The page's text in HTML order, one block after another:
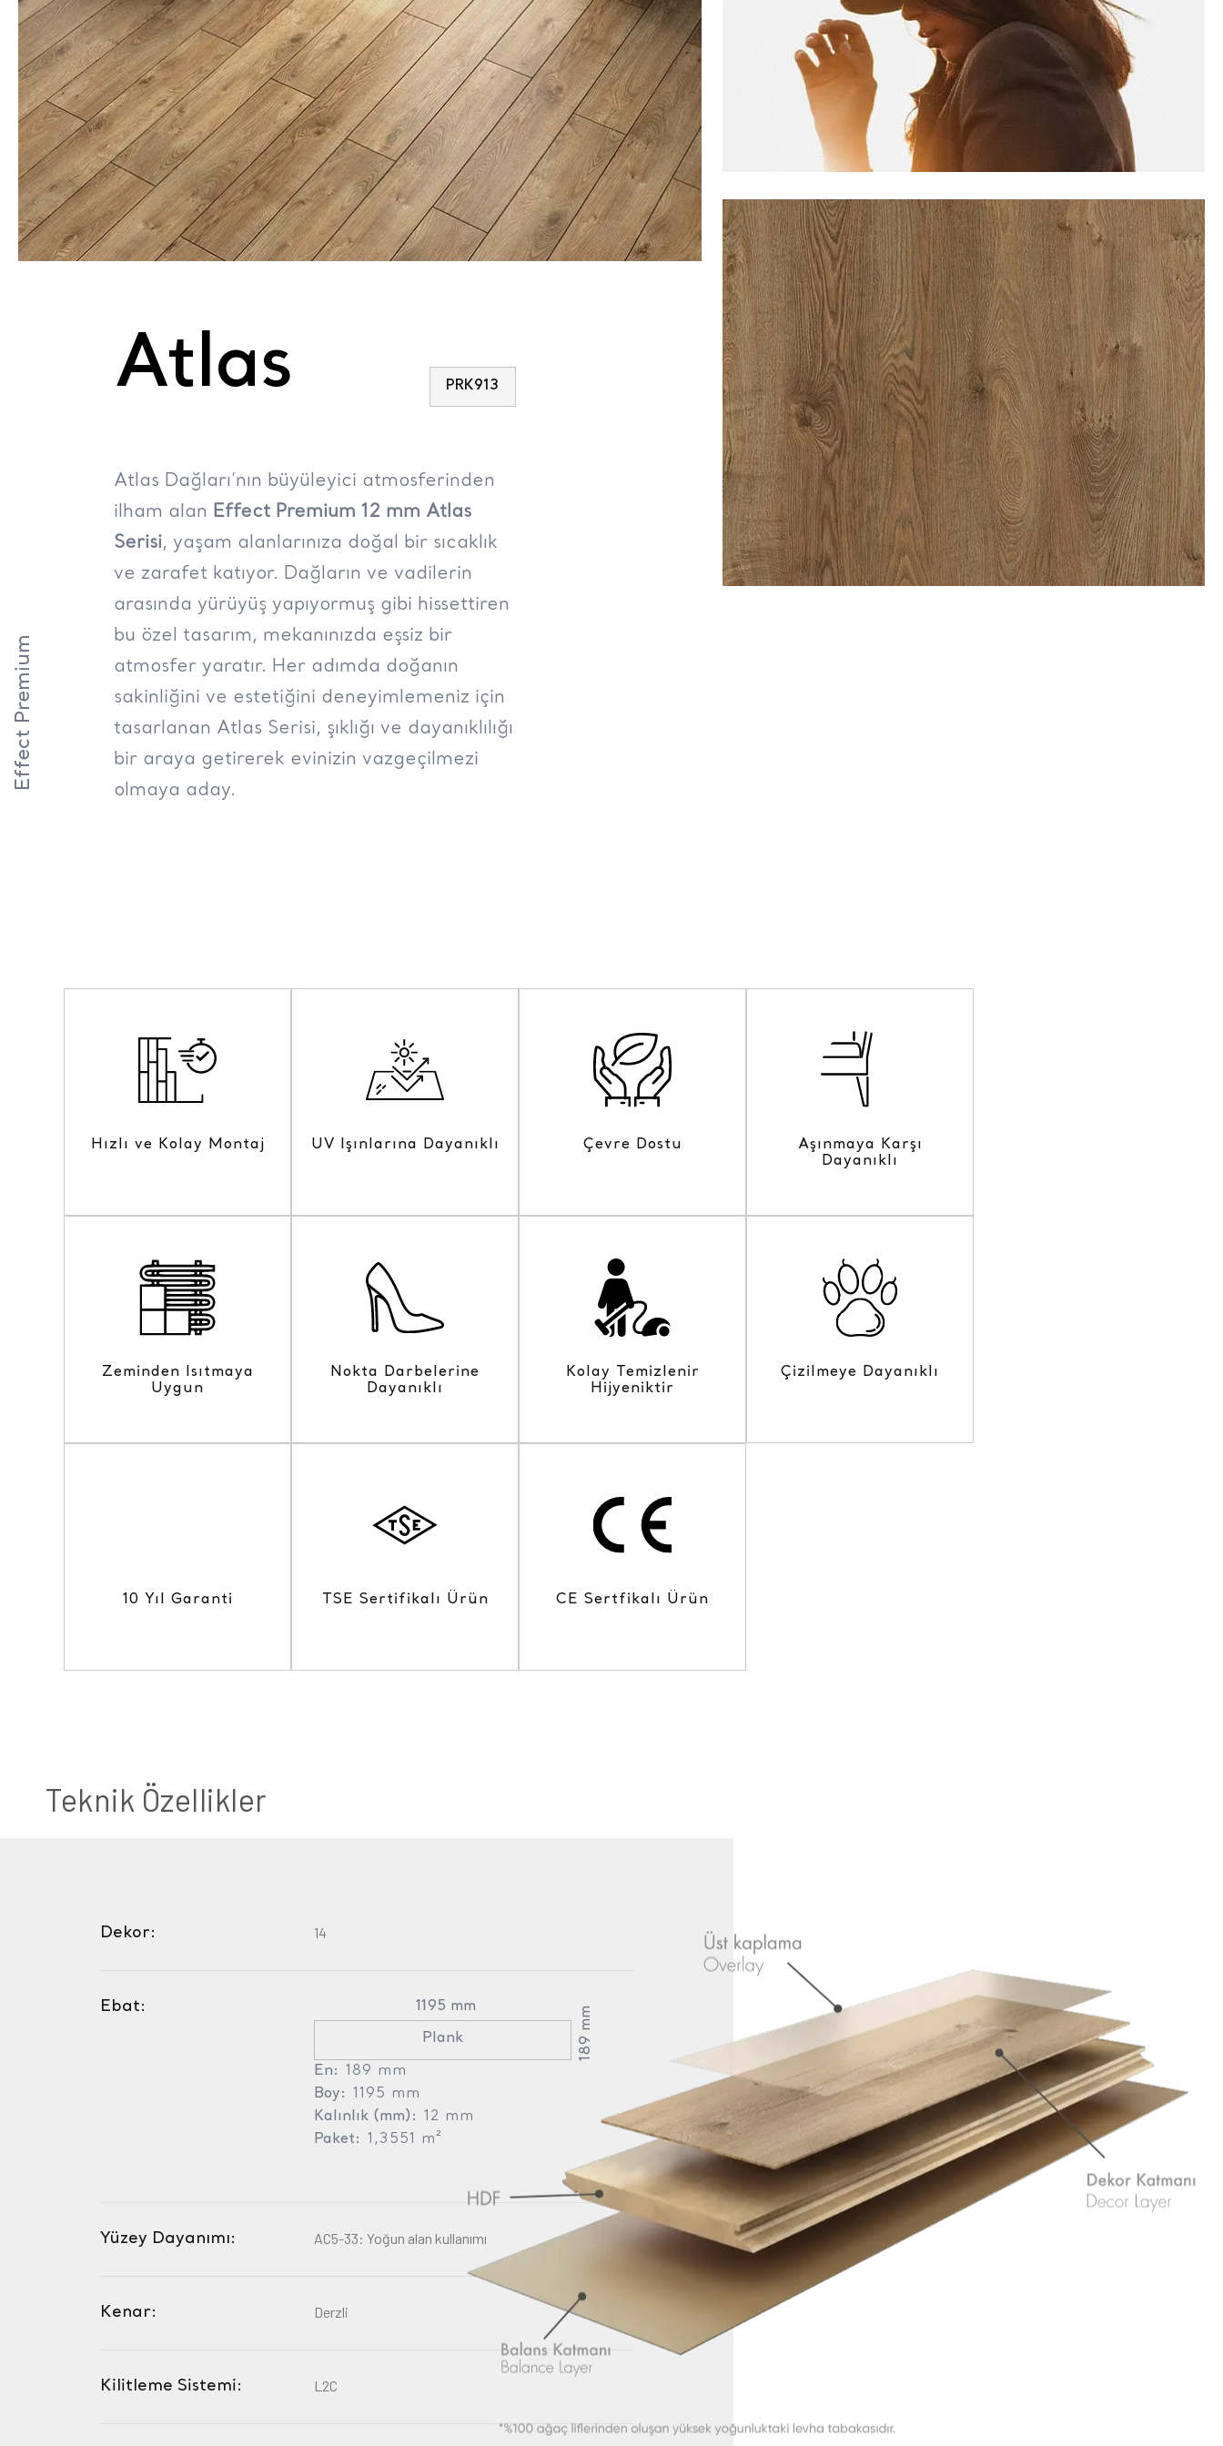
Effect Premium
Atlas PRK913
Atlas Dağları’nın büyüleyici atmosferinden
ilham alan Effect Premium 12 mm Atlas
Serisi, yaşam alanlarınıza doğal bir sıcaklık
ve zarafet katıyor. Dağların ve vadilerin
arasında yürüyüş yapıyormuş gibi hissettiren
bu özel tasarım, mekanınızda eşsiz bir
atmosfer yaratır. Her adımda doğanın
sakinliğini ve estetiğini deneyimlemeniz için
tasarlanan Atlas Serisi, şıklığı ve dayanıklılığı
bir araya getirerek evinizin vazgeçilmezi
olmaya aday.
Hızlı ve Kolay Montaj UV Işınlarına Dayanıklı Çevre Dostu
Aşınmaya Karşı
Dayanıklı
Zeminden Isıtmaya
Uygun
Nokta Darbelerine
Dayanıklı
Kolay Temizlenir
Hijyeniktir
Çizilmeye Dayanıklı
10 Yıl Garanti TSE Sertifikalı Ürün CE Sertfikalı Ürün
Teknik Özellikler
Dekor: 14
Ebat:
1195 mm
Plank
189 mm
En: 189 mm
Boy: 1195 mm
Kalınlık (mm): 12 mm
Paket: 1,3551 m²
Yüzey Dayanımı: AC5-33: Yoğun alan kullanımı
Kenar: Derzli
Kilitleme Sistemi: L2C